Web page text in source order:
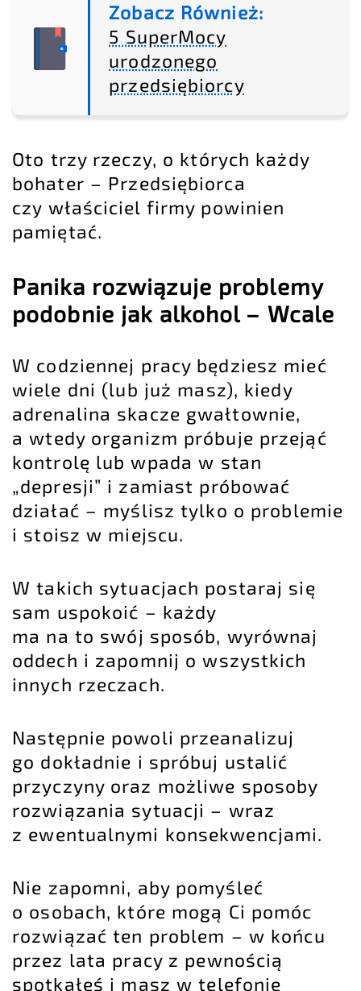
Zobacz Również:
5 SuperMocy
urodzonego
przedsiębiorcy
Oto trzy rzeczy, o których każdy
bohater – Przedsiębiorca
czy właściciel firmy powinien
pamiętać.
Panika rozwiązuje problemy
podobnie jak alkohol – Wcale
W codziennej pracy będziesz mieć
wiele dni (lub już masz), kiedy
adrenalina skacze gwałtownie,
a wtedy organizm próbuje przejąć
kontrolę lub wpada w stan
„depresji” i zamiast próbować
działać – myślisz tylko o problemie
i stoisz w miejscu.
W takich sytuacjach postaraj się
sam uspokoić – każdy
ma na to swój sposób, wyrównaj
oddech i zapomnij o wszystkich
innych rzeczach.
Następnie powoli przeanalizuj
go dokładnie i spróbuj ustalić
przyczyny oraz możliwe sposoby
rozwiązania sytuacji – wraz
z ewentualnymi konsekwencjami.
Nie zapomni, aby pomyśleć
o osobach, które mogą Ci pomóc
rozwiązać ten problem – w końcu
przez lata pracy z pewnością
spotkałeś i masz w telefonie